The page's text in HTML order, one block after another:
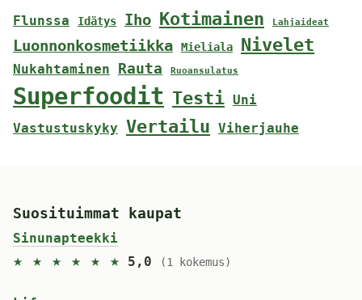
Flunssa Idätys Iho Kotimainen Lahjaideat
Luonnonkosmetiikka Mieliala Nivelet
Nukahtaminen Rauta Ruoansulatus
Superfoodit Testi Uni
Vastustuskyky Vertailu Viherjauhe
Suosituimmat kaupat
Sinunapteekki
★ ★ ★ ★ ★ ★ 5,0 (1 kokemus)